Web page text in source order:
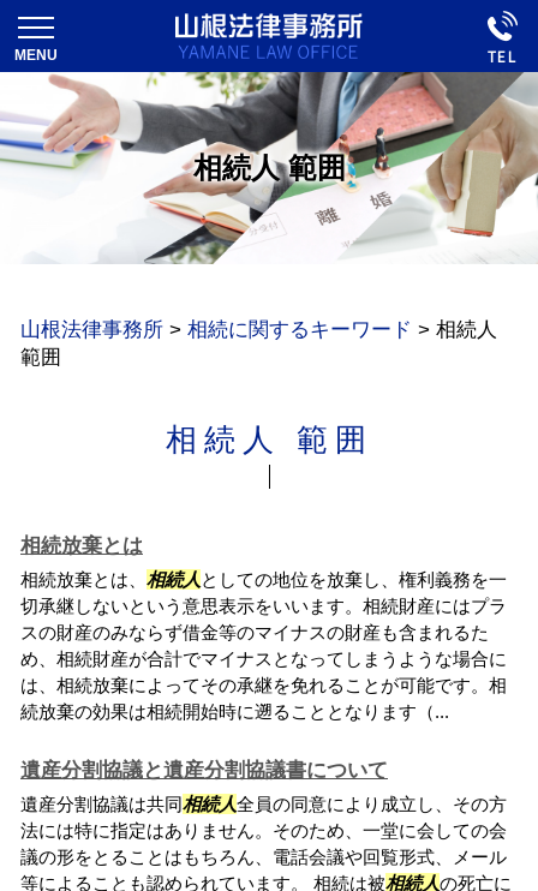
相続人 範囲
山根法律事務所 > 相続に関するキーワード > 相続人
範囲
相続人 範囲
相続放棄とは
相続放棄とは、 相続人 としての地位を放棄し、権利義務を一
切承継しないという意思表示をいいます。相続財産にはプラ
スの財産のみならず借金等のマイナスの財産も含まれるた
め、相続財産が合計でマイナスとなってしまうような場合に
は、相続放棄によってその承継を免れることが可能です。相
続放棄の効果は相続開始時に遡ることとなります（...
遺産分割協議と遺産分割協議書について
遺産分割協議は共同相続人全員の同意により成立し、その方
法には特に指定はありません。そのため、一堂に会しての会
議の形をとることはもちろん、電話会議や回覧形式、メール
等によることも認められています。 相続は被相続人の死亡に